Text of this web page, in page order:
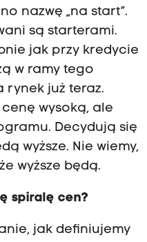
nazwę „na start”.
są starterami.
jak przy kredycie
w ramy tego
rynek już teraz.
wysoką, ale
Decydują się
wyższe. Nie wiemy,
wyższe będą.
spiralę cen?
jak definiujemy